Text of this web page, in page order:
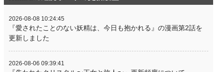
2026-08-08 10:24:45
『愛されたことのない妖精は、今日も抱かれる』の漫画第2話を
更新しました
2026-08-06 09:39:41